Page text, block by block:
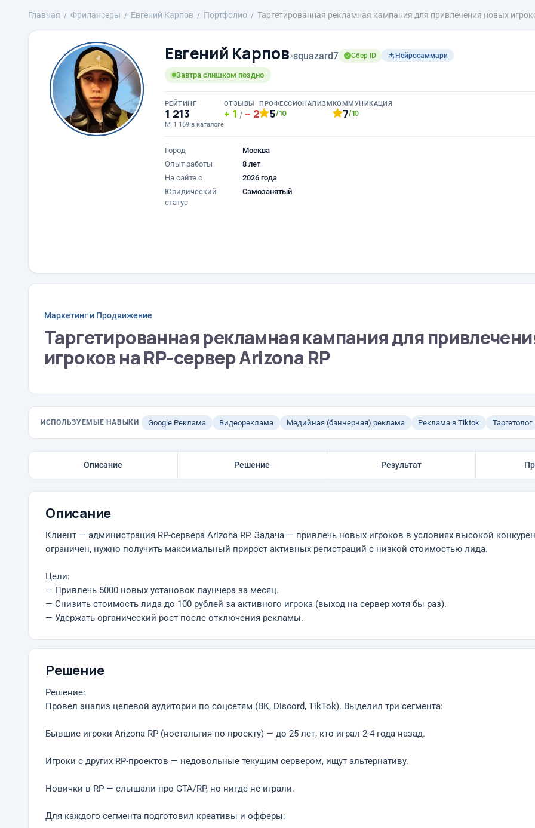
Главная Фрилансеры Евгений Карпов Портфолио Таргетированная рекламная кампания для привлечения новых
Евгений Карпов›squazard7 Сбер ID Нейросаммари
Завтра слишком поздно
РЕЙТИНГ
1 213
№ 1 169 в каталоге
ОТЗЫВЫ
1 / 2
ПРОФЕССИОНАЛИЗМ
5/10
КОММУНИКАЦИЯ
7/10
Город
Москва
Опыт работы
8 лет
На сайте с
2026 года
Юридический
статус
Самозанятый
Маркетинг и Продвижение
Таргетированная рекламная кампания для
игроков на RP-сервер Arizona RP
ИСПОЛЬЗУЕМЫЕ НАВЫКИ Google Реклама Видеореклама Медийная (баннерная) реклама Реклама в Tiktok Таргетолог
Описание Решение Результат
Описание
Клиент — администрация RP-сервера Arizona RP. Задача — привлечь новых игроков в условиях высокой
ограничен, нужно получить максимальный прирост активных регистраций с низкой стоимостью лида.
Цели:
— Привлечь 5000 новых установок лаунчера за месяц.
— Снизить стоимость лида до 100 рублей за активного игрока (выход на сервер хотя бы раз).
— Удержать органический рост после отключения рекламы.
Решение
Решение:
Провел анализ целевой аудитории по соцсетям (ВК, Discord, TikTok). Выделил три сегмента:
Бывшие игроки Arizona RP (ностальгия по проекту) — до 25 лет, кто играл 2-4 года назад.
Игроки с других RP-проектов — недовольные текущим сервером, ищут альтернативу.
Новички в RP — слышали про GTA/RP, но нигде не играли.
Для каждого сегмента подготовил креативы и офферы: